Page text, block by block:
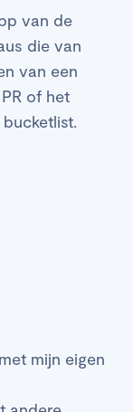
van de
die van
van een
of het
mijn eigen